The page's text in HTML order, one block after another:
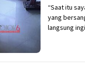
“Saat itu
yang
langsung